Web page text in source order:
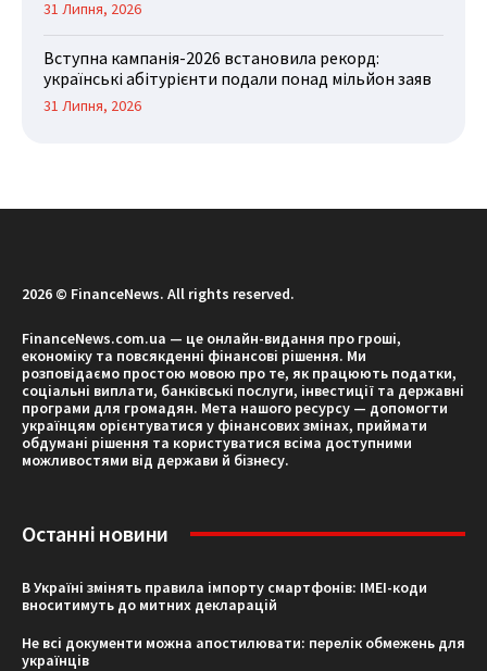
31 Липня, 2026
Вступна кампанія-2026 встановила рекорд:
українські абітурієнти подали понад мільйон заяв
31 Липня, 2026
2026 © FinanceNews. All rights reserved.
FinanceNews.com.ua — це онлайн-видання про гроші,
економіку та повсякденні фінансові рішення. Ми
розповідаємо простою мовою про те, як працюють податки,
соціальні виплати, банківські послуги, інвестиції та державні
програми для громадян. Мета нашого ресурсу — допомогти
українцям орієнтуватися у фінансових змінах, приймати
обдумані рішення та користуватися всіма доступними
можливостями від держави й бізнесу.
Останні новини
В Україні змінять правила імпорту смартфонів: IMEI-коди
вноситимуть до митних декларацій
Не всі документи можна апостилювати: перелік обмежень для
українців